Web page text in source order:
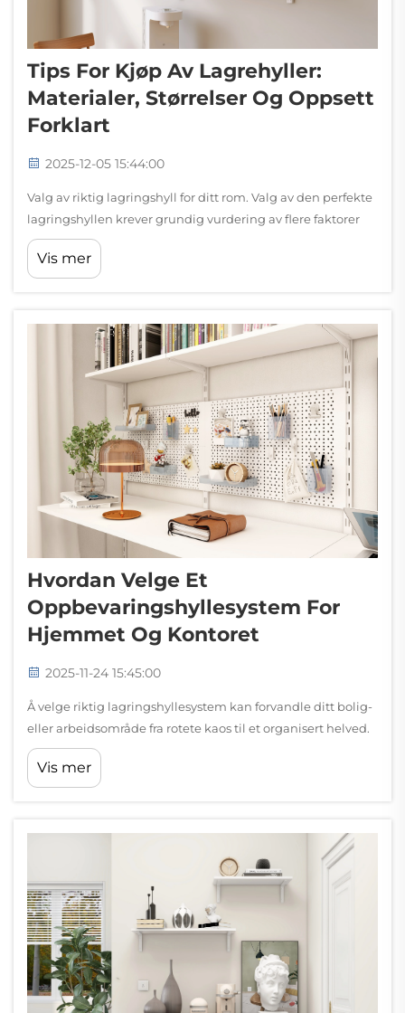
Tips For Kjøp Av Lagrehyller:
Materialer, Størrelser Og Oppsett
Forklart
2025-12-05 15:44:00
Valg av riktig lagringshyll for ditt rom. Valg av den perfekte
lagringshyllen krever grundig vurdering av flere faktorer
som direkte påvirker funksjonalitet, holdbarhet og
kostnadseffektivitet. Uansett om du organiserer et...
Vis mer
Hvordan Velge Et
Oppbevaringshyllesystem For
Hjemmet Og Kontoret
2025-11-24 15:45:00
Å velge riktig lagringshyllesystem kan forvandle ditt bolig-
eller arbeidsområde fra rotete kaos til et organisert helved.
Enten du kæmper med begrenset plass i et hjemmekontor
eller prøver å maksimere lagring i et kommersielt miljø,
Vis mer